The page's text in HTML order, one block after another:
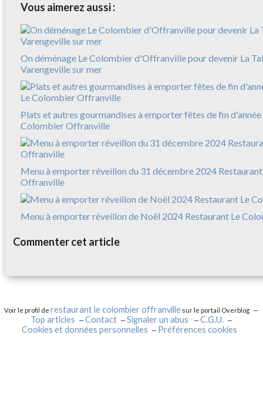
Vous aimerez aussi :
On déménage Le Colombier d'Offranville pour devenir La
Varengeville sur mer
Plats et autres gourmandises à emporter fêtes de fin
Colombier Offranville
Menu à emporter réveillon du 31 décembre 2024
Offranville
Menu à emporter réveillon de Noël 2024 Restaurant Le
Commenter cet article
Voir le profil derestaurant le colombier offranville sur le portail Overblog
Top articles Contact Signaler un abus
C.G.U.
Cookies et données personnelles
Préférences cookies